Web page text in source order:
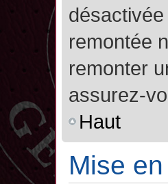
remontée
remonter
assurez-
Haut
Mise